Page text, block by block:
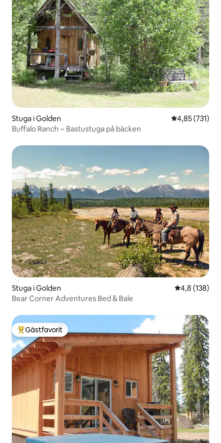
Stuga i Golden 4,85 av 5 i
4,85 (731)
Buffalo Ranch ~ Bastustuga på bäcken
Stuga i Golden 4,8 av 5 i
4,8 (138)
Bear Corner Adventures Bed & Bale
Populär gästfavorit
Gästfavorit